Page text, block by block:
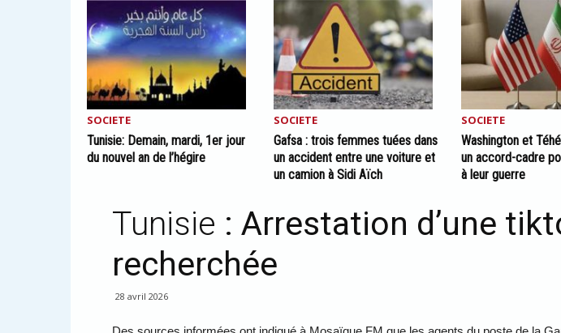
SOCIETE
Tunisie: Demain, mardi, 1er jour
du nouvel an de l’hégire
SOCIETE
Gafsa : trois femmes tuées dans
un accident entre une voiture et
un camion à Sidi Aïch
SOCIETE
Washington et
un accord-cadre
à leur guerre
Tunisie : Arrestation d’une
recherchée
28 avril 2026